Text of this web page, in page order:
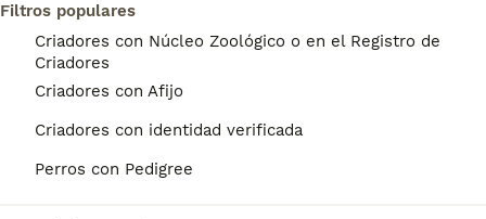
Filtros populares
Criadores con Núcleo Zoológico o en el Registro de
Criadores
Criadores con Afijo
Criadores con identidad verificada
Perros con Pedigree
¿Son los pointers eslovacos
buenos perros de familia?
Con un entrenamiento constante y una
socialización temprana, el Braco Eslovaco de
Pelo Duro es un buen compañero y se lleva
bien con las visitas, otros perros y los niños.